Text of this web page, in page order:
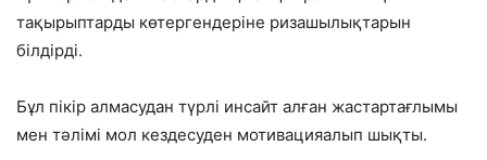
тақырыптарды көтергендеріне ризашылықтарын
білдірді.
Бұл пікір алмасудан түрлі инсайт алған жастартағлымы
мен тәлімі мол кездесуден мотивацияалып шықты.